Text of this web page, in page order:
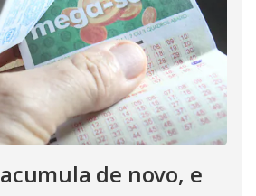
de novo, e